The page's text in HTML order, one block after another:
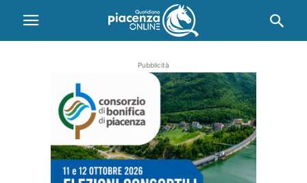
Pubblicità